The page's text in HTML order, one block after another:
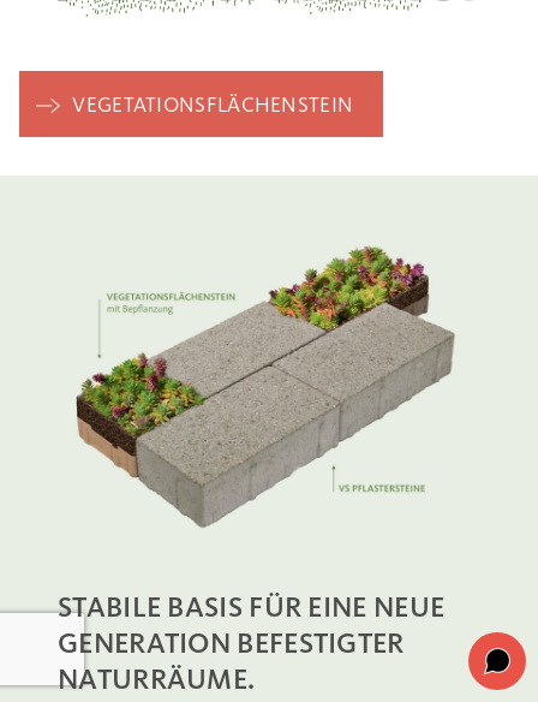
VEGETATIONSFLÄCHENSTEIN
STABILE BASIS FÜR EINE NEUE
GENERATION BEFESTIGTER
NATURRÄUME.